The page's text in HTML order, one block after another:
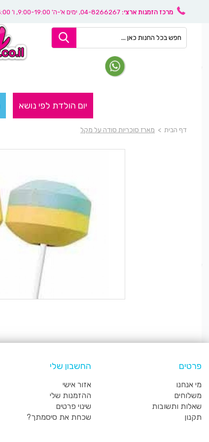
מרכז הזמנות ארצי: 04-8266267, ימים א'-ה' 9:00-19:00, ו’ 08:30-14:00
יום הולדת לפי נושא
דף הבית > מארז סוכריות סודה על מקל
פרטים
מי אנחנו
משלוחים
שאלות ותשובות
תקנון
החשבון שלי
אזור אישי
ההזמנות שלי
שינוי פרטים
שכחת את סיסמתך?